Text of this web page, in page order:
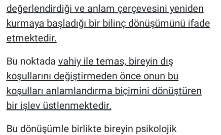
değerlendirdiği ve anlam çerçevesini yeniden
kurmaya başladığı bir bilinç dönüşümünü ifade
etmektedir.
Bu noktada vahiy ile temas, bireyin dış
koşullarını değiştirmeden önce onun bu
koşulları anlamlandırma biçimini dönüştüren
bir işlev üstlenmektedir.
Bu dönüşümle birlikte bireyin psikolojik